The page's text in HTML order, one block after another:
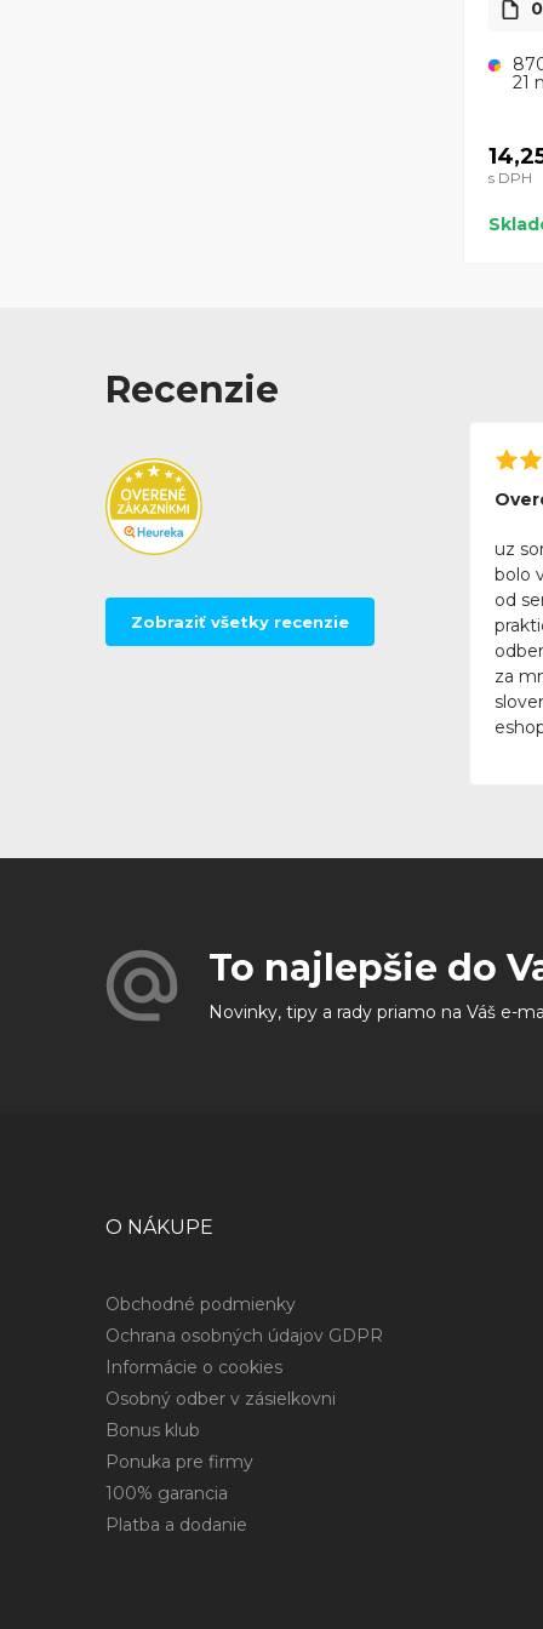
21
s DPH
Recenzie
Zobraziť všetky recenzie
uz
bolo
od
za
To najlepšie do
Novinky, tipy a rady priamo na Váš e-
O NÁKUPE
Obchodné podmienky
Ochrana osobných údajov GDPR
Informácie o cookies
Osobný odber v zásielkovni
Bonus klub
Ponuka pre firmy
100% garancia
Platba a dodanie